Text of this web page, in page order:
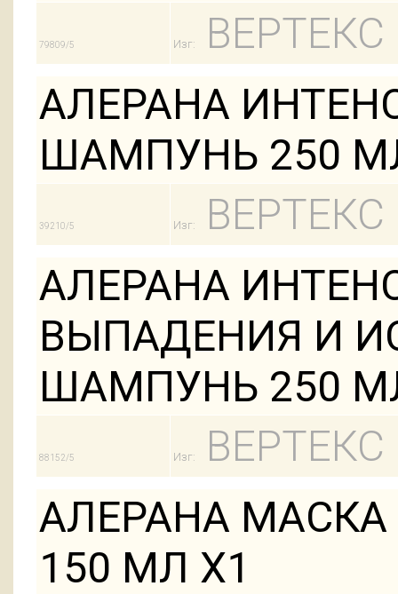
79809/5 Изг:
ВЕРТЕКС
АЛЕРАНА
ШАМПУНЬ 250
39210/5 Изг:
ВЕРТЕКС
АЛЕРАНА
ВЫПАДЕНИЯ И
ШАМПУНЬ 250
88152/5 Изг:
ВЕРТЕКС
АЛЕРАНА
150 МЛ Х1